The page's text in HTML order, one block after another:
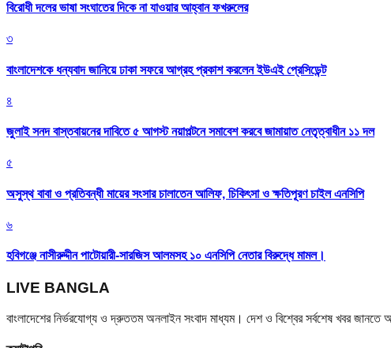
বিরোধী দলের ভাষা সংঘাতের দিকে না যাওয়ার আহ্বান ফখরুলের
৩
বাংলাদেশকে ধন্যবাদ জানিয়ে ঢাকা সফরে আগ্রহ প্রকাশ করলেন ইউএই প্রেসিডেন্ট
৪
জুলাই সনদ বাস্তবায়নের দাবিতে ৫ আগস্ট নয়াপল্টনে সমাবেশ করবে জামায়াত নেতৃত্বাধীন ১১ দল
৫
অসুস্থ বাবা ও প্রতিবন্ধী মায়ের সংসার চালাতেন আলিফ, চিকিৎসা ও ক্ষতিপূরণ চাইল এনসিপি
৬
হবিগঞ্জে নাসীরুদ্দীন পাটোয়ারী-সারজিস আলমসহ ১০ এনসিপি নেতার বিরুদ্ধে মামল।
LIVE BANGLA
বাংলাদেশের নির্ভরযোগ্য ও দ্রুততম অনলাইন সংবাদ মাধ্যম। দেশ ও বিশ্বের সর্বশেষ খবর জানতে